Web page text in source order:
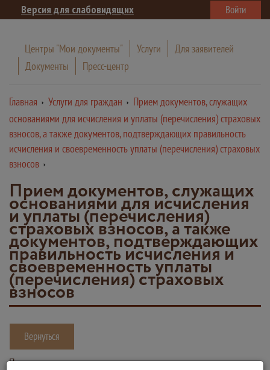
Версия для слабовидящих Войти
Центры "Мои документы" Услуги
Для заявителей
Документы
Пресс-центр
Главная Услуги для граждан
Прием документов, служащих
основаниями для исчисления и уплаты (перечисления) страховых
взносов, а также документов, подтверждающих правильность
исчисления и своевременность уплаты (перечисления) страховых
взносов
Прием документов, служащих
основаниями для исчисления
и уплаты (перечисления)
страховых взносов, а также
документов, подтверждающих
правильность исчисления и
своевременность уплаты
(перечисления) страховых
взносов
Вернуться
Прием документов, служащих основаниями для исчисления и